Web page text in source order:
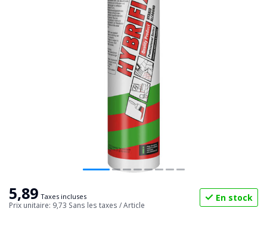
5,89 Taxes incluses
Prix unitaire: 9,73 Sans les taxes / Article
En stock